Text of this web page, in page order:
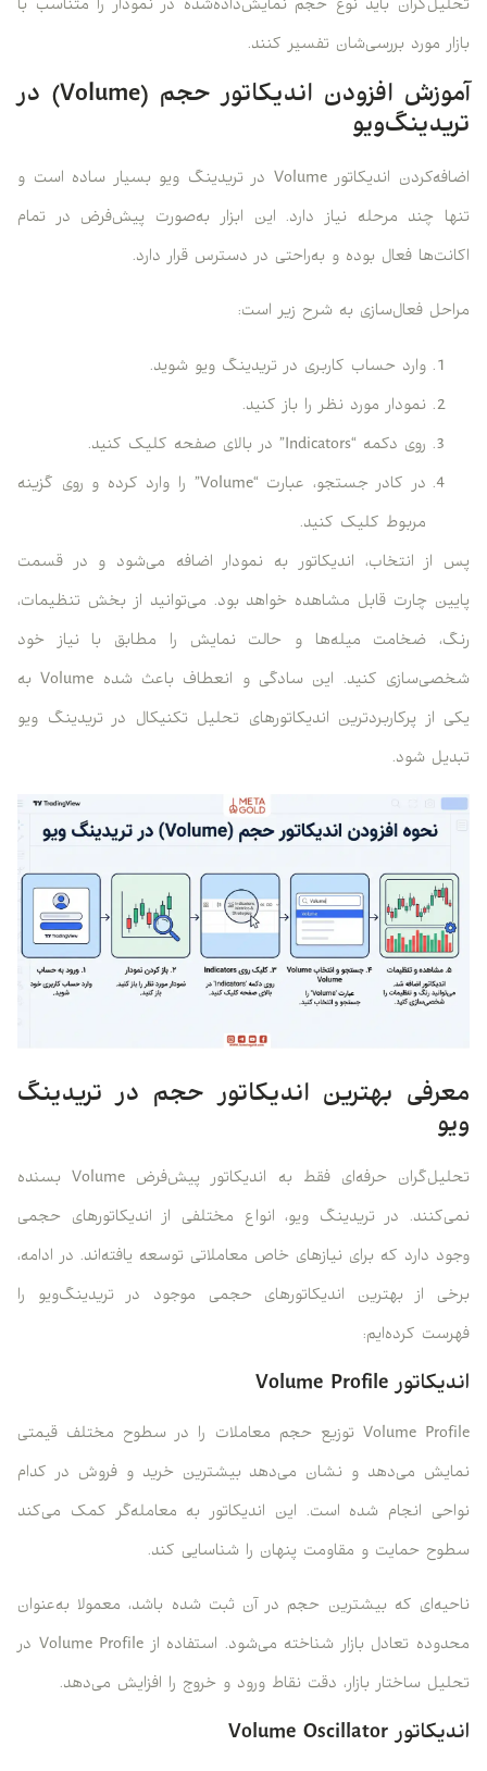
تحلیل‌گران باید نوع حجم نمایش‌داده‌شده در نمودار را متناسب با
بازار مورد بررسی‌شان تفسیر کنند.
آموزش افزودن اندیکاتور حجم (Volume) در
تریدینگ‌ویو
اضافه‌کردن اندیکاتور Volume در تریدینگ ویو بسیار ساده است و
تنها چند مرحله نیاز دارد. این ابزار به‌صورت پیش‌فرض در تمام
اکانت‌ها فعال بوده و به‌راحتی در دسترس قرار دارد.
مراحل فعال‌سازی به شرح زیر است:
وارد حساب کاربری در تریدینگ ویو شوید.
نمودار مورد نظر را باز کنید.
روی دکمه “Indicators” در بالای صفحه کلیک کنید.
در کادر جستجو، عبارت “Volume” را وارد کرده و روی گزینه
مربوط کلیک کنید.
پس از انتخاب، اندیکاتور به نمودار اضافه می‌شود و در قسمت
پایین چارت قابل مشاهده خواهد بود. می‌توانید از بخش تنظیمات،
رنگ، ضخامت میله‌ها و حالت نمایش را مطابق با نیاز خود
شخصی‌سازی کنید. این سادگی و انعطاف باعث شده Volume به
یکی از پرکاربردترین اندیکاتورهای تحلیل تکنیکال در تریدینگ ویو
تبدیل شود.
معرفی بهترین اندیکاتور حجم در تریدینگ
ویو
تحلیل‌گران حرفه‌ای فقط به اندیکاتور پیش‌فرض Volume بسنده
نمی‌کنند. در تریدینگ ویو، انواع مختلفی از اندیکاتورهای حجمی
وجود دارد که برای نیازهای خاص معاملاتی توسعه یافته‌اند. در ادامه،
برخی از بهترین اندیکاتورهای حجمی موجود در تریدینگ‌ویو را
فهرست کرده‌ایم:
اندیکاتور Volume Profile
Volume Profile توزیع حجم معاملات را در سطوح مختلف قیمتی
نمایش می‌دهد و نشان می‌دهد بیشترین خرید و فروش در کدام
نواحی انجام شده است. این اندیکاتور به معامله‌گر کمک می‌کند
سطوح حمایت و مقاومت پنهان را شناسایی کند.
ناحیه‌ای که بیشترین حجم در آن ثبت شده باشد، معمولا به‌عنوان
محدوده تعادل بازار شناخته می‌شود. استفاده از Volume Profile در
تحلیل ساختار بازار، دقت نقاط ورود و خروج را افزایش می‌دهد.
اندیکاتور Volume Oscillator